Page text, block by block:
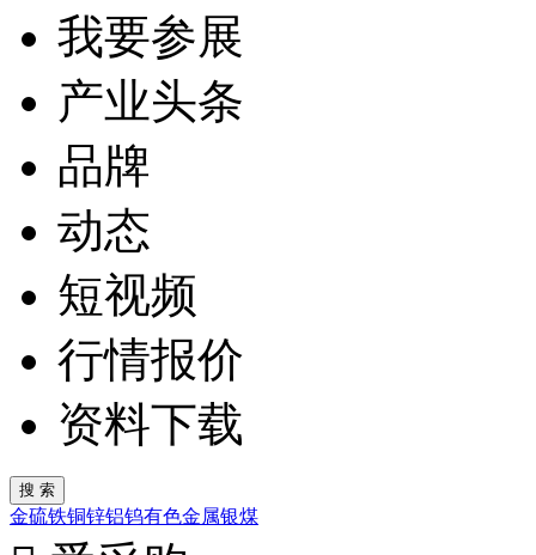
我要参展
产业头条
品牌
动态
短视频
行情报价
资料下载
金硫铁铜锌铝钨有色金属银煤